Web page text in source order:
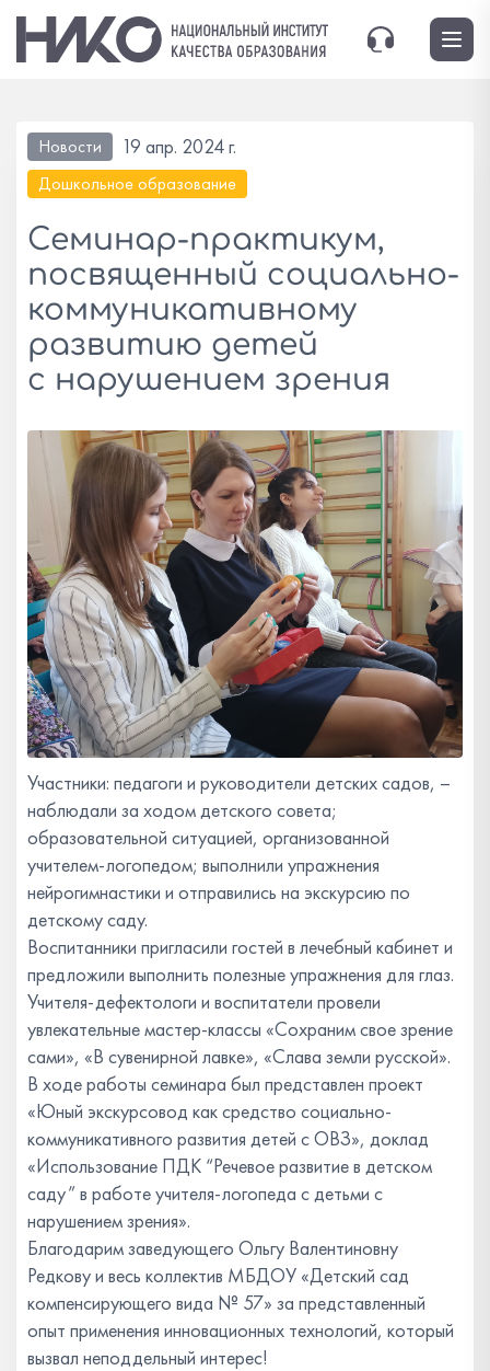
Новости 19 апр. 2024 г.
Дошкольное образование
Семинар-практикум,
посвященный социально-
коммуникативному
развитию детей
с нарушением зрения
Участники: педагоги и руководители детских садов, –
наблюдали за ходом детского совета;
образовательной ситуацией, организованной
учителем-логопедом; выполнили упражнения
нейрогимнастики и отправились на экскурсию по
детскому саду.
Воспитанники пригласили гостей в лечебный кабинет и
предложили выполнить полезные упражнения для глаз.
Учителя-дефектологи и воспитатели провели
увлекательные мастер-классы «Сохраним свое зрение
сами», «В сувенирной лавке», «Слава земли русской».
В ходе работы семинара был представлен проект
«Юный экскурсовод как средство социально-
коммуникативного развития детей с ОВЗ», доклад
«Использование ПДК “Речевое развитие в детском
саду” в работе учителя-логопеда с детьми с
нарушением зрения».
Благодарим заведующего Ольгу Валентиновну
Редкову и весь коллектив МБДОУ «Детский сад
компенсирующего вида № 57» за представленный
опыт применения инновационных технологий, который
вызвал неподдельный интерес!